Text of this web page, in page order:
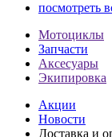
посмотреть
Мотоциклы
Запчасти
Аксесуары
Экипировка
Акции
Новости
Доставка и